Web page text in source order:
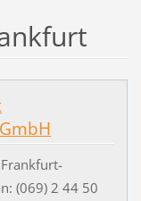
(069) 2 44 50